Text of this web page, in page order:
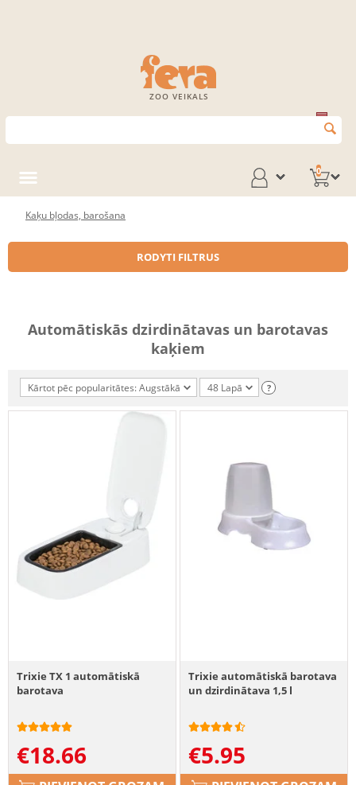
ZOO VEIKALS
0
Kaķu bļodas, barošana
RODYTI FILTRUS
Automātiskās dzirdinātavas un barotavas
kaķiem
Kārtot pēc popularitātes: Augstākā 48 Lapā ?
Trixie TX 1 automātiskā
barotava
€18.66
Trixie automātiskā barotava
un dzirdinātava 1,5 l
€5.95